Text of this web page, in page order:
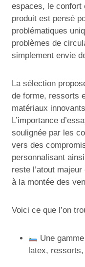
espaces, le confort
produit est pensé
problématiques
problèmes de
simplement envie
La sélection
de forme, ressorts
matériaux
L’importance
soulignée par les
vers des
personnalisant
reste l’atout
à la montée des
Voici ce que l’on
Une
latex,